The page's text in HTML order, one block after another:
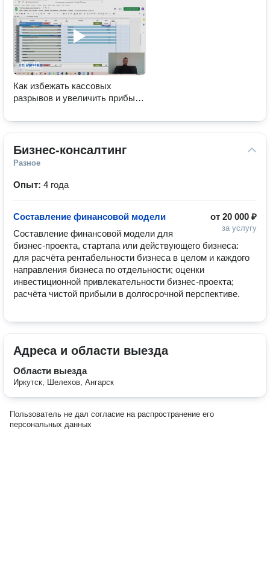
06:40
Как избежать кассовых
разрывов и увеличить прибыль
Бизнес-консалтинг
Разное
Опыт: 4 года
от 20 000 ₽
за услугу
Составление финансовой модели
Составление финансовой модели для
бизнес-проекта, стартапа или действующего бизнеса:
для расчёта рентабельности бизнеса в целом и каждого
направления бизнеса по отдельности; оценки
инвестиционной привлекательности бизнес-проекта;
расчёта чистой прибыли в долгосрочной перспективе.
Адреса и области выезда
Области выезда
Иркутск, Шелехов, Ангарск
Пользователь не дал согласие на распространение его
персональных данных